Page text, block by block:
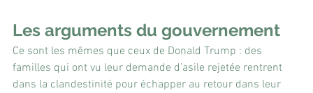
Les arguments du gouvernement
Ce sont les mêmes que ceux de Donald Trump : des
familles qui ont vu leur demande d’asile rejetée rentrent
dans la clandestinité pour échapper au retour dans leur